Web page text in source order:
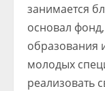
занимается
основал
образования
молодых
реализовать